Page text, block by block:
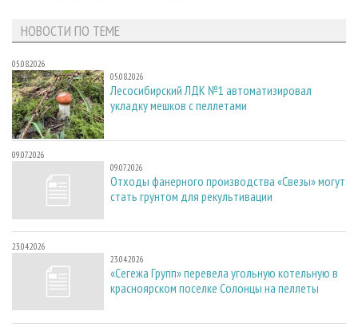
НОВОСТИ ПО ТЕМЕ
05.08.2026
05.08.2026
Лесосибирский ЛДК №1 автоматизировал
укладку мешков с пеллетами
09.07.2026
09.07.2026
Отходы фанерного производства «Свезы» могут
стать грунтом для рекультивации
23.04.2026
23.04.2026
«Сегежа Групп» перевела угольную котельную в
красноярском поселке Солонцы на пеллеты